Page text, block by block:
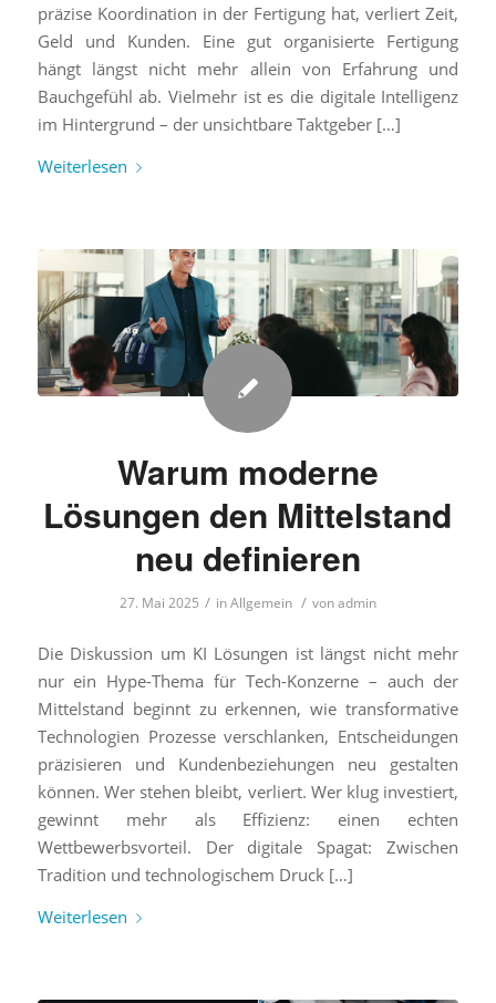
präzise Koordination in der Fertigung hat, verliert Zeit,
Geld und Kunden. Eine gut organisierte Fertigung
hängt längst nicht mehr allein von Erfahrung und
Bauchgefühl ab. Vielmehr ist es die digitale Intelligenz
im Hintergrund – der unsichtbare Taktgeber […]
Weiterlesen
Warum moderne
Lösungen den Mittelstand
neu definieren
27. Mai 2025 / inAllgemein / vonadmin
Die Diskussion um KI Lösungen ist längst nicht mehr
nur ein Hype-Thema für Tech-Konzerne – auch der
Mittelstand beginnt zu erkennen, wie transformative
Technologien Prozesse verschlanken, Entscheidungen
präzisieren und Kundenbeziehungen neu gestalten
können. Wer stehen bleibt, verliert. Wer klug investiert,
gewinnt mehr als Effizienz: einen echten
Wettbewerbsvorteil. Der digitale Spagat: Zwischen
Tradition und technologischem Druck […]
Weiterlesen